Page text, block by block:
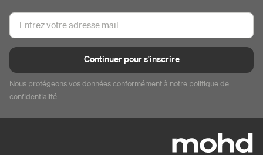
Continuer pour s'inscrire
Nous protégeons vos données conformément à notre politique de
confidentialité.